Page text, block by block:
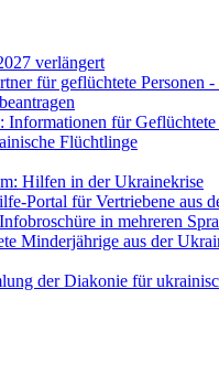
verlängert
für geflüchtete Personen
Informationen für
Flüchtlinge
Hilfen in der Ukrainekrise
Portal für Vertriebene aus
in mehreren
Minderjährige aus der
der Diakonie für